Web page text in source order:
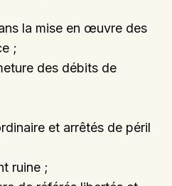
la mise en œuvre des
;
des débits de
et arrêtés de péril
ruine ;